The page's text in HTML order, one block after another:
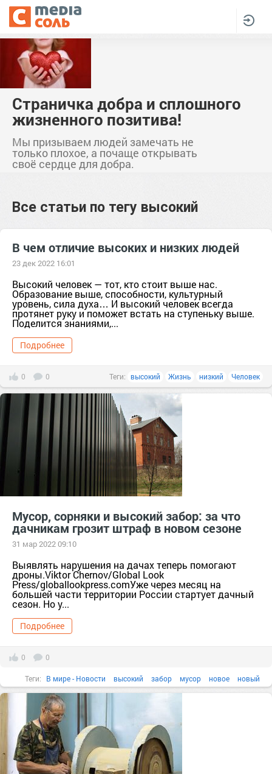
Страничка добра и сплошного
жизненного позитива!
Мы призываем людей замечать не
только плохое, а почаще открывать
своё сердце для добра.
Все статьи по тегу высокий
В чем отличие высоких и низких людей
23 дек 2022 16:01
Высокий человек — тот, кто стоит выше нас.
Образование выше, способности, культурный
уровень, сила духа… И высокий человек всегда
протянет руку и поможет встать на ступеньку выше.
Поделится знаниями,...
Подробнее
0 0 Теги: высокий Жизнь низкий Человек
Мусор, сорняки и высокий забор: за что
дачникам грозит штраф в новом сезоне
31 мар 2022 09:10
Выявлять нарушения на дачах теперь помогают
дроны.Viktor Chernov/Global Look
Press/globallookpress.comУже через месяц на
большей части территории России стартует дачный
сезон. Но у...
Подробнее
0 0
Теги: В мире - Новости высокий забор мусор новое новый